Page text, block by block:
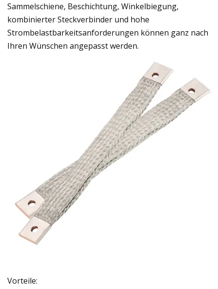
Sammelschiene, Beschichtung, Winkelbiegung,
kombinierter Steckverbinder und hohe
Strombelastbarkeitsanforderungen können ganz nach
Ihren Wünschen angepasst werden.
Vorteile: